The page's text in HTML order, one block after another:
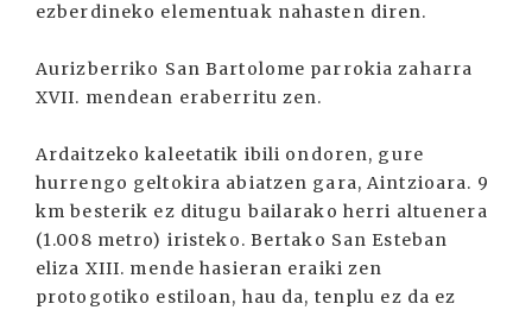
ezberdineko elementuak nahasten diren.
Aurizberriko San Bartolome parrokia zaharra
XVII. mendean eraberritu zen.
Ardaitzeko kaleetatik ibili ondoren, gure
hurrengo geltokira abiatzen gara, Aintzioara. 9
km besterik ez ditugu bailarako herri altuenera
(1.008 metro) iristeko. Bertako San Esteban
eliza XIII. mende hasieran eraiki zen
protogotiko estiloan, hau da, tenplu ez da ez